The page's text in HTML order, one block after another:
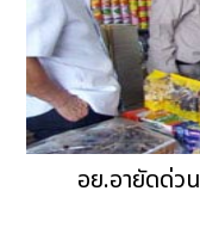
อย.อายัดด่ว